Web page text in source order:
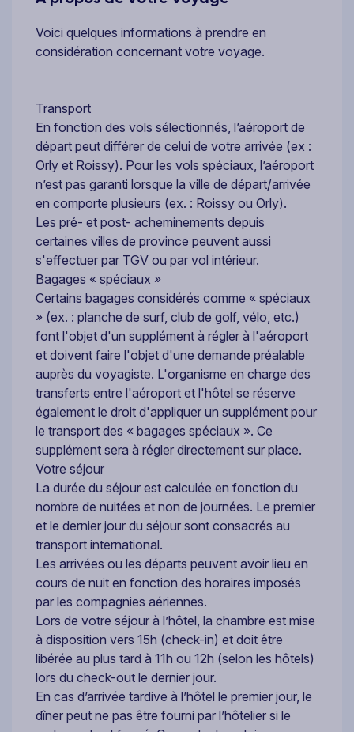
Voici quelques informations à prendre en
considération concernant votre voyage.
Transport
En fonction des vols sélectionnés, l’aéroport de
départ peut différer de celui de votre arrivée (ex :
Orly et Roissy). Pour les vols spéciaux, l’aéroport
n’est pas garanti lorsque la ville de départ/arrivée
en comporte plusieurs (ex. : Roissy ou Orly).
Les pré- et post- acheminements depuis
certaines villes de province peuvent aussi
s'effectuer par TGV ou par vol intérieur.
Bagages « spéciaux »
Certains bagages considérés comme « spéciaux
» (ex. : planche de surf, club de golf, vélo, etc.)
font l'objet d'un supplément à régler à l'aéroport
et doivent faire l'objet d'une demande préalable
auprès du voyagiste. L'organisme en charge des
transferts entre l'aéroport et l'hôtel se réserve
également le droit d'appliquer un supplément pour
le transport des « bagages spéciaux ». Ce
supplément sera à régler directement sur place.
Votre séjour
La durée du séjour est calculée en fonction du
nombre de nuitées et non de journées. Le premier
et le dernier jour du séjour sont consacrés au
transport international.
Les arrivées ou les départs peuvent avoir lieu en
cours de nuit en fonction des horaires imposés
par les compagnies aériennes.
Lors de votre séjour à l’hôtel, la chambre est mise
à disposition vers 15h (check-in) et doit être
libérée au plus tard à 11h ou 12h (selon les hôtels)
lors du check-out le dernier jour.
En cas d’arrivée tardive à l’hôtel le premier jour, le
dîner peut ne pas être fourni par l’hôtelier si le